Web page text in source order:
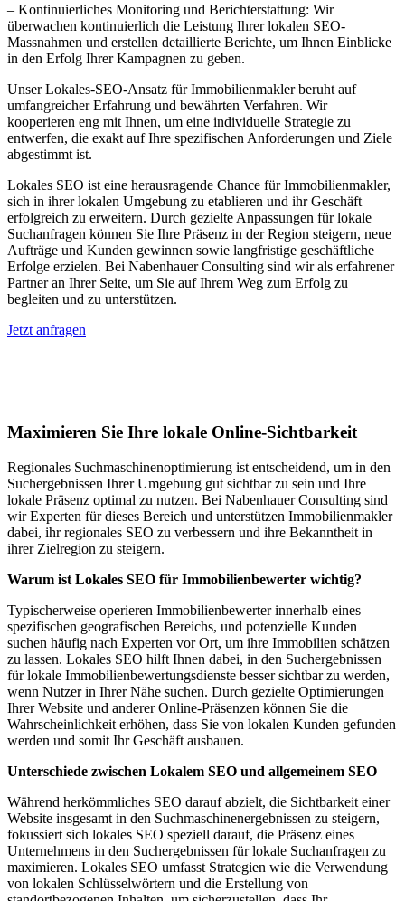
– Kontinuierliches Monitoring und Berichterstattung: Wir
überwachen kontinuierlich die Leistung Ihrer lokalen SEO-
Massnahmen und erstellen detaillierte Berichte, um Ihnen Einblicke
in den Erfolg Ihrer Kampagnen zu geben.
Unser Lokales-SEO-Ansatz für Immobilienmakler beruht auf
umfangreicher Erfahrung und bewährten Verfahren. Wir
kooperieren eng mit Ihnen, um eine individuelle Strategie zu
entwerfen, die exakt auf Ihre spezifischen Anforderungen und Ziele
abgestimmt ist.
Lokales SEO ist eine herausragende Chance für Immobilienmakler,
sich in ihrer lokalen Umgebung zu etablieren und ihr Geschäft
erfolgreich zu erweitern. Durch gezielte Anpassungen für lokale
Suchanfragen können Sie Ihre Präsenz in der Region steigern, neue
Aufträge und Kunden gewinnen sowie langfristige geschäftliche
Erfolge erzielen. Bei Nabenhauer Consulting sind wir als erfahrener
Partner an Ihrer Seite, um Sie auf Ihrem Weg zum Erfolg zu
begleiten und zu unterstützen.
Jetzt anfragen
Maximieren Sie Ihre lokale Online-Sichtbarkeit
Regionales Suchmaschinenoptimierung ist entscheidend, um in den
Suchergebnissen Ihrer Umgebung gut sichtbar zu sein und Ihre
lokale Präsenz optimal zu nutzen. Bei Nabenhauer Consulting sind
wir Experten für dieses Bereich und unterstützen Immobilienmakler
dabei, ihr regionales SEO zu verbessern und ihre Bekanntheit in
ihrer Zielregion zu steigern.
Warum ist Lokales SEO für Immobilienbewerter wichtig?
Typischerweise operieren Immobilienbewerter innerhalb eines
spezifischen geografischen Bereichs, und potenzielle Kunden
suchen häufig nach Experten vor Ort, um ihre Immobilien schätzen
zu lassen. Lokales SEO hilft Ihnen dabei, in den Suchergebnissen
für lokale Immobilienbewertungsdienste besser sichtbar zu werden,
wenn Nutzer in Ihrer Nähe suchen. Durch gezielte Optimierungen
Ihrer Website und anderer Online-Präsenzen können Sie die
Wahrscheinlichkeit erhöhen, dass Sie von lokalen Kunden gefunden
werden und somit Ihr Geschäft ausbauen.
Unterschiede zwischen Lokalem SEO und allgemeinem SEO
Während herkömmliches SEO darauf abzielt, die Sichtbarkeit einer
Website insgesamt in den Suchmaschinenergebnissen zu steigern,
fokussiert sich lokales SEO speziell darauf, die Präsenz eines
Unternehmens in den Suchergebnissen für lokale Suchanfragen zu
maximieren. Lokales SEO umfasst Strategien wie die Verwendung
von lokalen Schlüsselwörtern und die Erstellung von